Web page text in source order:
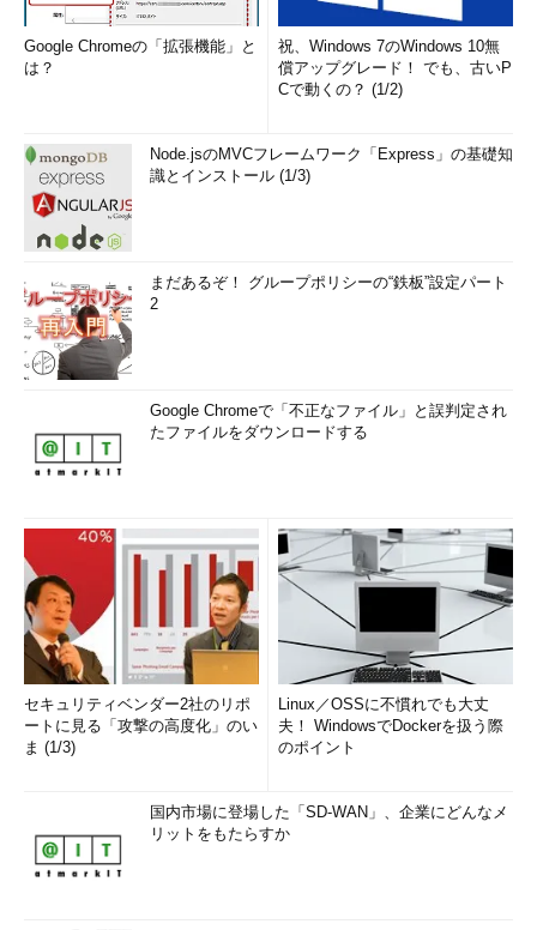
Google Chromeの「拡張機能」と
は？
祝、Windows 7のWindows 10無
償アップグレード！ でも、古いP
Cで動くの？ (1/2)
Node.jsのMVCフレームワーク「Express」の基礎知
識とインストール (1/3)
まだあるぞ！ グループポリシーの“鉄板”設定パート
2
Google Chromeで「不正なファイル」と誤判定され
たファイルをダウンロードする
セキュリティベンダー2社のリポ
ートに見る「攻撃の高度化」のい
ま (1/3)
Linux／OSSに不慣れでも大丈
夫！ WindowsでDockerを扱う際
のポイント
国内市場に登場した「SD-WAN」、企業にどんなメ
リットをもたらすか